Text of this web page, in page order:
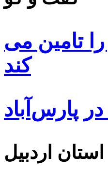
را تامین می
کند
پارس‌آباد